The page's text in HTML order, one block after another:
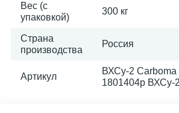
Вес (с
упаковкой)
300 кг
Страна
производства
Россия
Артикул
ВХСу-2 Carboma
1801404p ВХСу-